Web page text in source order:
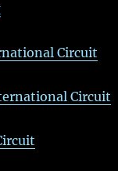
Circuit
Circuit